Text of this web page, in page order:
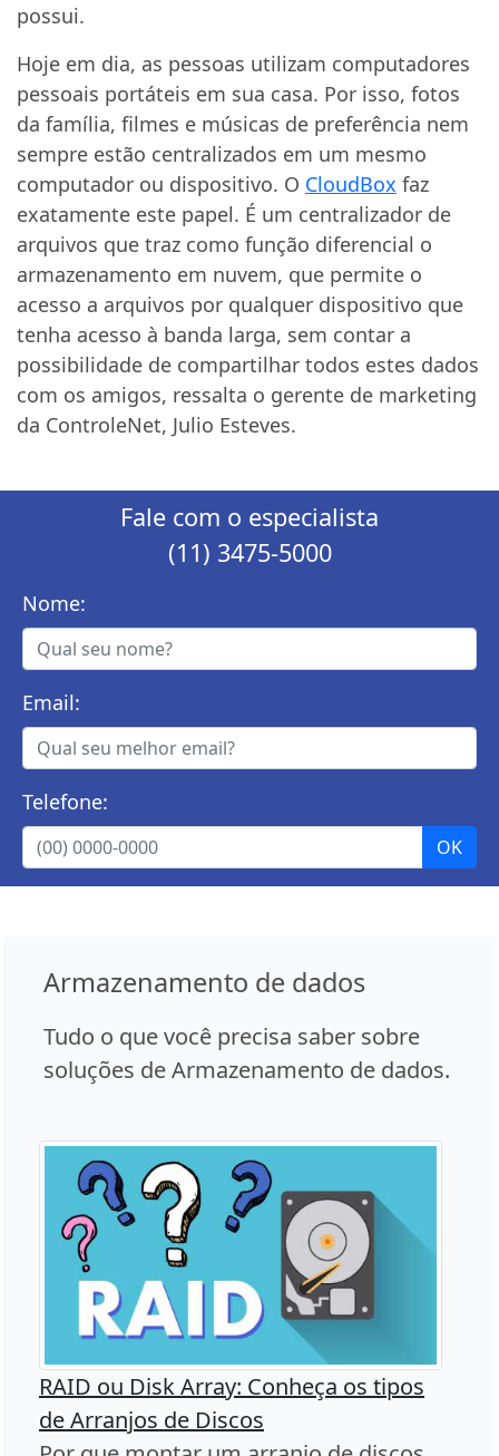
possui.
Hoje em dia, as pessoas utilizam computadores
pessoais portáteis em sua casa. Por isso, fotos
da família, filmes e músicas de preferência nem
sempre estão centralizados em um mesmo
computador ou dispositivo. O CloudBox faz
exatamente este papel. É um centralizador de
arquivos que traz como função diferencial o
armazenamento em nuvem, que permite o
acesso a arquivos por qualquer dispositivo que
tenha acesso à banda larga, sem contar a
possibilidade de compartilhar todos estes dados
com os amigos, ressalta o gerente de marketing
da ControleNet, Julio Esteves.
Fale com o especialista
(11) 3475-5000
Nome:
Email:
Telefone:
Armazenamento de dados
Tudo o que você precisa saber sobre
soluções de Armazenamento de dados.
RAID ou Disk Array: Conheça os tipos
de Arranjos de Discos